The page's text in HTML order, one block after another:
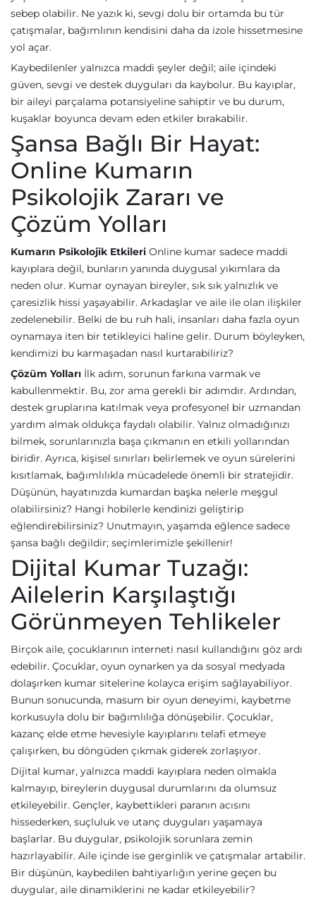
sebep olabilir. Ne yazık ki, sevgi dolu bir ortamda bu tür
çatışmalar, bağımlının kendisini daha da izole hissetmesine
yol açar.
Kaybedilenler yalnızca maddi şeyler değil; aile içindeki
güven, sevgi ve destek duyguları da kaybolur. Bu kayıplar,
bir aileyi parçalama potansiyeline sahiptir ve bu durum,
kuşaklar boyunca devam eden etkiler bırakabilir.
Şansa Bağlı Bir Hayat:
Online Kumarın
Psikolojik Zararı ve
Çözüm Yolları
Kumarın Psikolojik Etkileri Online kumar sadece maddi
kayıplara değil, bunların yanında duygusal yıkımlara da
neden olur. Kumar oynayan bireyler, sık sık yalnızlık ve
çaresizlik hissi yaşayabilir. Arkadaşlar ve aile ile olan ilişkiler
zedelenebilir. Belki de bu ruh hali, insanları daha fazla oyun
oynamaya iten bir tetikleyici haline gelir. Durum böyleyken,
kendimizi bu karmaşadan nasıl kurtarabiliriz?
Çözüm Yolları İlk adım, sorunun farkına varmak ve
kabullenmektir. Bu, zor ama gerekli bir adımdır. Ardından,
destek gruplarına katılmak veya profesyonel bir uzmandan
yardım almak oldukça faydalı olabilir. Yalnız olmadığınızı
bilmek, sorunlarınızla başa çıkmanın en etkili yollarından
biridir. Ayrıca, kişisel sınırları belirlemek ve oyun sürelerini
kısıtlamak, bağımlılıkla mücadelede önemli bir stratejidir.
Düşünün, hayatınızda kumardan başka nelerle meşgul
olabilirsiniz? Hangi hobilerle kendinizi geliştirip
eğlendirebilirsiniz? Unutmayın, yaşamda eğlence sadece
şansa bağlı değildir; seçimlerimizle şekillenir!
Dijital Kumar Tuzağı:
Ailelerin Karşılaştığı
Görünmeyen Tehlikeler
Birçok aile, çocuklarının interneti nasıl kullandığını göz ardı
edebilir. Çocuklar, oyun oynarken ya da sosyal medyada
dolaşırken kumar sitelerine kolayca erişim sağlayabiliyor.
Bunun sonucunda, masum bir oyun deneyimi, kaybetme
korkusuyla dolu bir bağımlılığa dönüşebilir. Çocuklar,
kazanç elde etme hevesiyle kayıplarını telafi etmeye
çalışırken, bu döngüden çıkmak giderek zorlaşıyor.
Dijital kumar, yalnızca maddi kayıplara neden olmakla
kalmayıp, bireylerin duygusal durumlarını da olumsuz
etkileyebilir. Gençler, kaybettikleri paranın acısını
hissederken, suçluluk ve utanç duyguları yaşamaya
başlarlar. Bu duygular, psikolojik sorunlara zemin
hazırlayabilir. Aile içinde ise gerginlik ve çatışmalar artabilir.
Bir düşünün, kaybedilen bahtiyarlığın yerine geçen bu
duygular, aile dinamiklerini ne kadar etkileyebilir?